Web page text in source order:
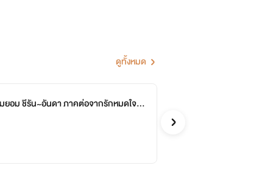
ดูทั้งหมด
ยอม ชีรัน~อันดา ภาคต่อจากรักหมดใจคุ